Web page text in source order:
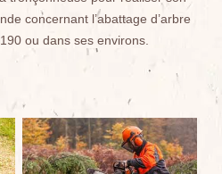
concernant l’abattage d’arbre
ou dans ses environs.